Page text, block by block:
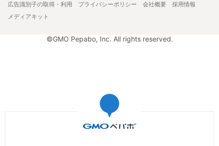
広告識別子の取得・利用
プライバシーポリシー 会社概要
採用情報
メディアキット
©GMO Pepabo, Inc. All rights reserved.